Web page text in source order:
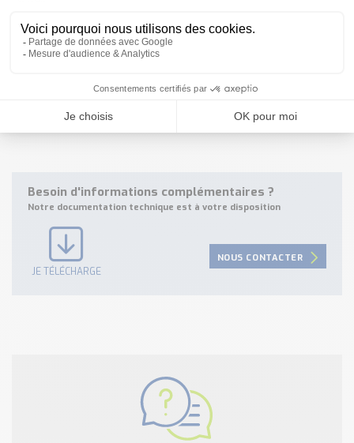
Référence: LFR-ACTTDAJHKAX, Num: 6072202
Référence: LFR-XXUTAAMHAAX, Num: 6072213
Référence: LFR-XXTTAABHKKX, Num: 6075611
Référence: LFR-XXFFHIMHZKX, Num: 6081471
Référence: LFR-XXHRAIMHZXX, Num: 6076365
Besoin d'informations complémentaires ?
Notre documentation technique est à votre disposition
JE TÉLÉCHARGE
NOUS CONTACTER